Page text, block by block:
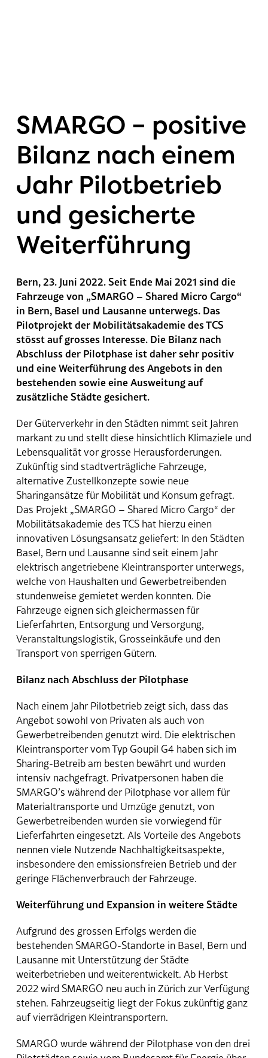
News
Social Media
Wall
Portrait
Kontakt
SMARGO – positive
Bilanz nach einem
Jahr Pilotbetrieb
und gesicherte
Weiterführung
Bern, 23. Juni 2022. Seit Ende Mai 2021 sind die
Fahrzeuge von „SMARGO – Shared Micro Cargo“
in Bern, Basel und Lausanne unterwegs. Das
Pilotprojekt der Mobilitätsakademie des TCS
stösst auf grosses Interesse. Die Bilanz nach
Abschluss der Pilotphase ist daher sehr positiv
und eine Weiterführung des Angebots in den
bestehenden sowie eine Ausweitung auf
zusätzliche Städte gesichert.
Der Güterverkehr in den Städten nimmt seit Jahren
markant zu und stellt diese hinsichtlich Klimaziele und
Lebensqualität vor grosse Herausforderungen.
Zukünftig sind stadtverträgliche Fahrzeuge,
alternative Zustellkonzepte sowie neue
Sharingansätze für Mobilität und Konsum gefragt.
Das Projekt „SMARGO – Shared Micro Cargo“ der
Mobilitätsakademie des TCS hat hierzu einen
innovativen Lösungsansatz geliefert: In den Städten
Basel, Bern und Lausanne sind seit einem Jahr
elektrisch angetriebene Kleintransporter unterwegs,
welche von Haushalten und Gewerbetreibenden
stundenweise gemietet werden konnten. Die
Fahrzeuge eignen sich gleichermassen für
Lieferfahrten, Entsorgung und Versorgung,
Veranstaltungslogistik, Grosseinkäufe und den
Transport von sperrigen Gütern.
Bilanz nach Abschluss der Pilotphase
Nach einem Jahr Pilotbetrieb zeigt sich, dass das
Angebot sowohl von Privaten als auch von
Gewerbetreibenden genutzt wird. Die elektrischen
Kleintransporter vom Typ Goupil G4 haben sich im
Sharing-Betreib am besten bewährt und wurden
intensiv nachgefragt. Privatpersonen haben die
SMARGO’s während der Pilotphase vor allem für
Materialtransporte und Umzüge genutzt, von
Gewerbetreibenden wurden sie vorwiegend für
Lieferfahrten eingesetzt. Als Vorteile des Angebots
nennen viele Nutzende Nachhaltigkeitsaspekte,
insbesondere den emissionsfreien Betrieb und der
geringe Flächenverbrauch der Fahrzeuge.
Weiterführung und Expansion in weitere Städte
Aufgrund des grossen Erfolgs werden die
bestehenden SMARGO-Standorte in Basel, Bern und
Lausanne mit Unterstützung der Städte
weiterbetrieben und weiterentwickelt. Ab Herbst
2022 wird SMARGO neu auch in Zürich zur Verfügung
stehen. Fahrzeugseitig liegt der Fokus zukünftig ganz
auf vierrädrigen Kleintransportern.
SMARGO wurde während der Pilotphase von den drei